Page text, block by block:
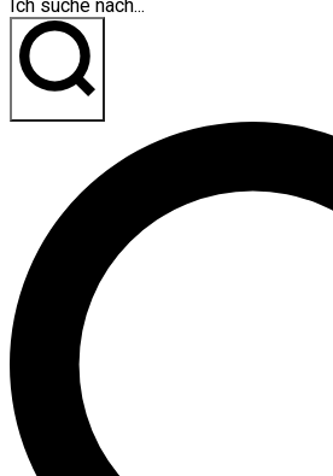
Ich suche nach...